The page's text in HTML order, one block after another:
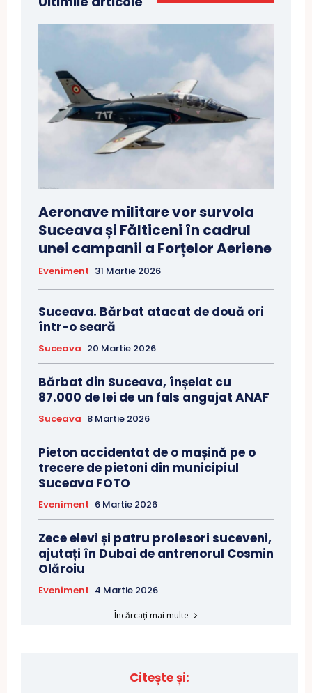
Aeronave militare vor survola
Suceava și Fălticeni în cadrul
unei campanii a Forțelor Aeriene
Eveniment 31 Martie 2026
Suceava. Bărbat atacat de două ori
într-o seară
Suceava 20 Martie 2026
Bărbat din Suceava, înșelat cu
87.000 de lei de un fals angajat ANAF
Suceava 8 Martie 2026
Pieton accidentat de o mașină pe o
trecere de pietoni din municipiul
Suceava FOTO
Eveniment 6 Martie 2026
Zece elevi și patru profesori suceveni,
ajutați în Dubai de antrenorul Cosmin
Olăroiu
Eveniment 4 Martie 2026
Încărcați mai multe
Citește și: